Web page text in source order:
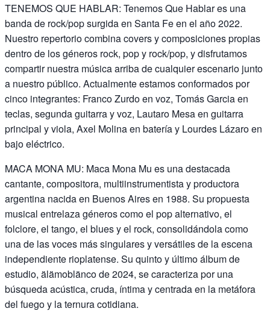
TENEMOS QUE HABLAR: Tenemos Que Hablar es una
banda de rock/pop surgida en Santa Fe en el año 2022.
Nuestro repertorio combina covers y composiciones propias
dentro de los géneros rock, pop y rock/pop, y disfrutamos
compartir nuestra música arriba de cualquier escenario junto
a nuestro público. Actualmente estamos conformados por
cinco integrantes: Franco Zurdo en voz, Tomás Garcia en
teclas, segunda guitarra y voz, Lautaro Mesa en guitarra
principal y viola, Axel Molina en batería y Lourdes Lázaro en
bajo eléctrico.
MACA MONA MU: Maca Mona Mu es una destacada
cantante, compositora, multiinstrumentista y productora
argentina nacida en Buenos Aires en 1988. Su propuesta
musical entrelaza géneros como el pop alternativo, el
folclore, el tango, el blues y el rock, consolidándola como
una de las voces más singulares y versátiles de la escena
independiente rioplatense. Su quinto y último álbum de
estudio, älämoblänco de 2024, se caracteriza por una
búsqueda acústica, cruda, íntima y centrada en la metáfora
del fuego y la ternura cotidiana.